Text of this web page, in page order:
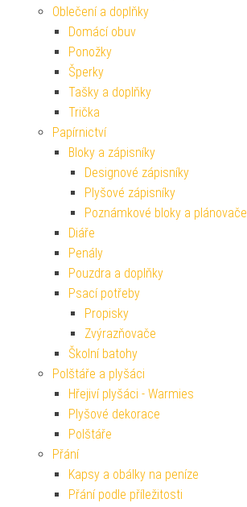
Oblečení a doplňky
Domácí obuv
Ponožky
Šperky
Tašky a doplňky
Trička
Papírnictví
Bloky a zápisníky
Designové zápisníky
Plyšové zápisníky
Poznámkové bloky a plánovače
Diáře
Penály
Pouzdra a doplňky
Psací potřeby
Propisky
Zvýrazňovače
Školní batohy
Polštáře a plyšáci
Hřejiví plyšáci - Warmies
Plyšové dekorace
Polštáře
Přání
Kapsy a obálky na peníze
Přání podle příležitosti